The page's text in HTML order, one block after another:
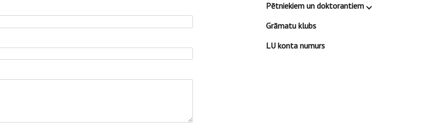
Pētniekiem un doktorantiem
Grāmatu klubs
LU konta numurs